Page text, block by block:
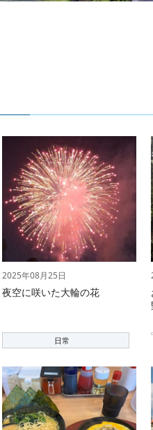
2025年08月25日
夜空に咲いた大輪の花
日常